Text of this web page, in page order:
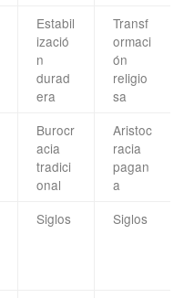
Estabil
izació
n
durad
era
Transf
ormaci
ón
religio
sa
Burocr
acia
tradici
onal
Aristoc
racia
pagan
a
Siglos Siglos